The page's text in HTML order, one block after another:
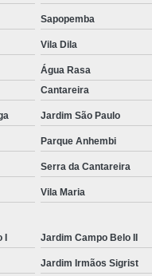
Brushless Siemens
Spindle Motor Siemens
Reparo
Servo Motor Siemens
Motor Siemens
Eletrônicas
Conserto
Chaveada
Conserto Multimarcas
Monitor Vídeo
Sapopemba
Vila Dila
Água Rasa
Cantareira
Jardim São Paulo
Parque Anhembi
Serra da Cantareira
Vila Maria
I Jardim Campo Belo II
Jardim Irmãos Sigrist